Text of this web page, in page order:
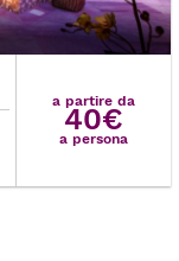
a partire da
40€
a persona